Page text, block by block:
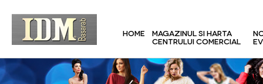
HOME
MAGAZINUL SI HARTA
CENTRULUI COMERCIAL